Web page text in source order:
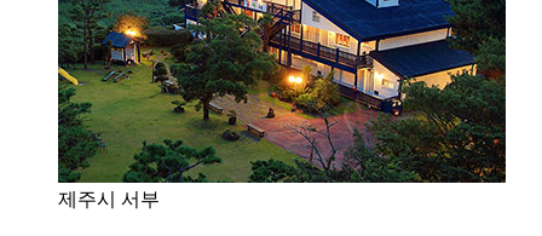
제주시 서부